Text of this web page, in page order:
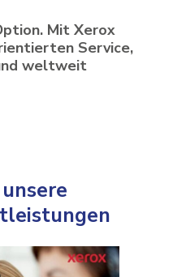
Mit Xerox
Service,
weltweit